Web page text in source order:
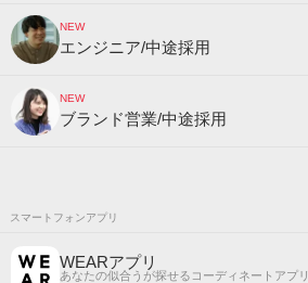
NEW
エンジニア/中途採用
NEW
ブランド営業/中途採用
スマートフォンアプリ
WEARアプリ
あなたの似合うが探せるコーディネートアプリ